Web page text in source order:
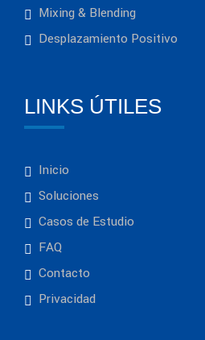
Mixing & Blending
Desplazamiento Positivo
LINKS ÚTILES
Inicio
Soluciones
Casos de Estudio
FAQ
Contacto
Privacidad